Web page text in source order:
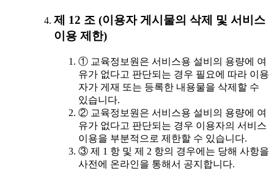
제 12 조 (이용자 게시물의 삭제 및 서비스
이용 제한)
① 교육정보원은 서비스용 설비의 용량에 여
유가 없다고 판단되는 경우 필요에 따라 이용
자가 게재 또는 등록한 내용물을 삭제할 수
있습니다.
② 교육정보원은 서비스용 설비의 용량에 여
유가 없다고 판단되는 경우 이용자의 서비스
이용을 부분적으로 제한할 수 있습니다.
③ 제 1 항 및 제 2 항의 경우에는 당해 사항을
사전에 온라인을 통해서 공지합니다.